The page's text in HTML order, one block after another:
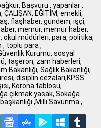
Başvuru , yapanlar ,
EĞİTİM, emekli,
flaşhaber, gundem, işçi,
memur, memur haber,
müdürleri, para, politika,
, toplu para ,
Kurumu, sosyal
taşeron, zam haberleri,
Sağlık Bakanlığı,
disiplin cezaları,KPSS
Korona tablosu,
çıkmak yasak, Sokağa
,Milli Savunma ,